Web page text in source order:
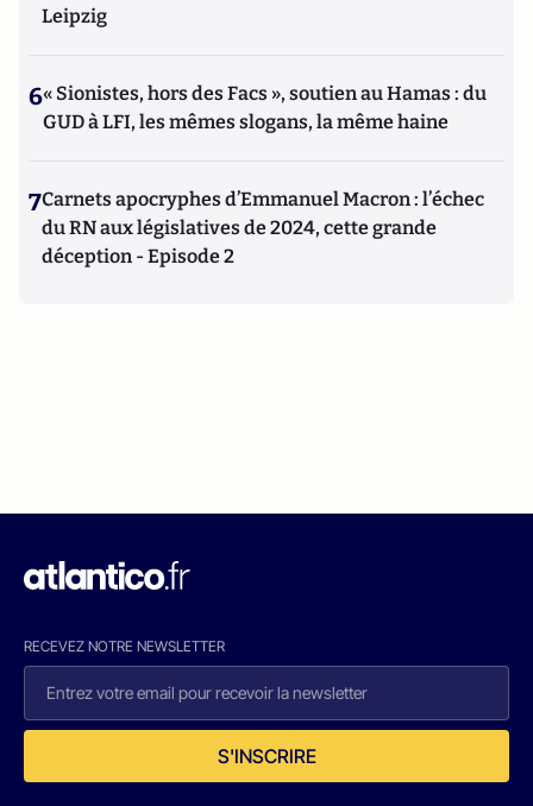
Leipzig
6« Sionistes, hors des Facs », soutien au Hamas : du
GUD à LFI, les mêmes slogans, la même haine
7Carnets apocryphes d’Emmanuel Macron : l’échec
du RN aux législatives de 2024, cette grande
déception - Episode 2
RECEVEZ NOTRE NEWSLETTER
S'INSCRIRE